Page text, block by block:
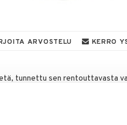
ARVOSTELU KERRO
tunnettu sen rentouttavasta
ja vatsan hyvinvointia.